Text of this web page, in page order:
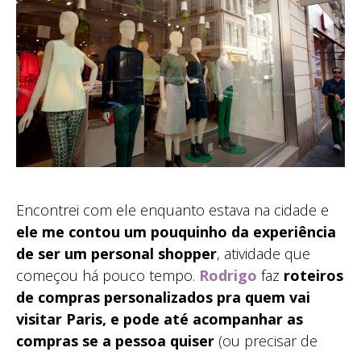
Encontrei com ele enquanto estava na cidade e
ele me contou um pouquinho da experiência
de ser um personal shopper, atividade que
começou há pouco tempo. Rodrigo faz roteiros
de compras personalizados pra quem vai
visitar Paris, e pode até acompanhar as
compras se a pessoa quiser (ou precisar de